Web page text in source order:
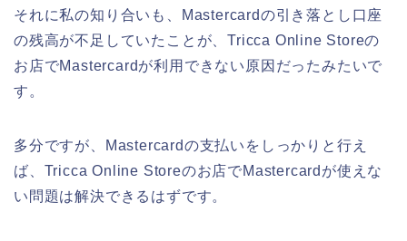
それに私の知り合いも、Mastercardの引き落とし口座
の残高が不足していたことが、Tricca Online Storeの
お店でMastercardが利用できない原因だったみたいで
す。
多分ですが、Mastercardの支払いをしっかりと行え
ば、Tricca Online Storeのお店でMastercardが使えな
い問題は解決できるはずです。